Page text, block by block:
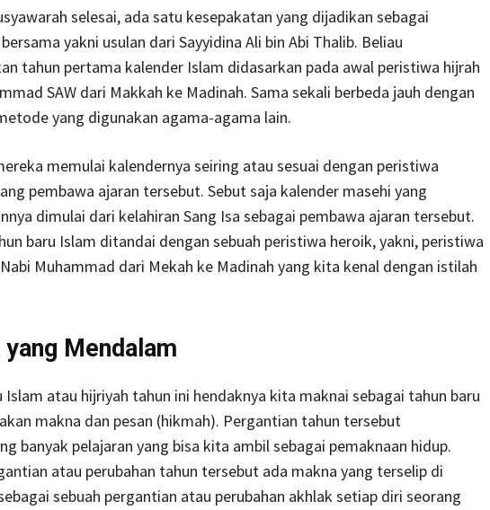
selesai, ada satu kesepakatan yang dijadikan sebagai
yakni usulan dari Sayyidina Ali bin Abi Thalib. Beliau
tahun pertama kalender Islam didasarkan pada awal peristiwa hijrah
SAW dari Makkah ke Madinah. Sama sekali berbeda jauh dengan
yang digunakan agama-agama lain.
memulai kalendernya seiring atau sesuai dengan peristiwa
pembawa ajaran tersebut. Sebut saja kalender masehi yang
dimulai dari kelahiran Sang Isa sebagai pembawa ajaran tersebut.
baru Islam ditandai dengan sebuah peristiwa heroik, yakni, peristiwa
Muhammad dari Mekah ke Madinah yang kita kenal dengan istilah
yang Mendalam
Islam atau hijriyah tahun ini hendaknya kita maknai sebagai tahun baru
makna dan pesan (hikmah). Pergantian tahun tersebut
banyak pelajaran yang bisa kita ambil sebagai pemaknaan hidup.
atau perubahan tahun tersebut ada makna yang terselip di
sebuah pergantian atau perubahan akhlak setiap diri seorang